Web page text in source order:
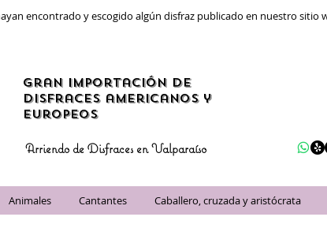
encontrado y escogido algún disfraz publicado en nuestro sitio
gran importación de
disfraces americanos y
Europeos
Arriendo de Disfraces en Valparaíso
Animales Cantantes Caballero, cruzada y aristócrata